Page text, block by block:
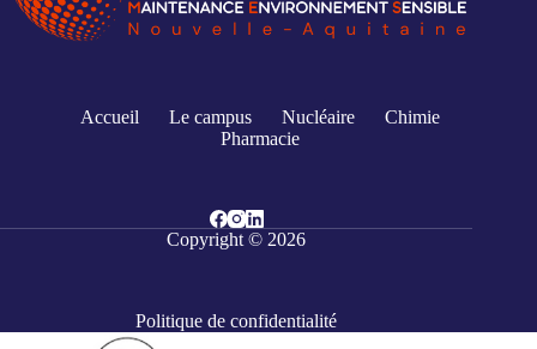
Accueil Le campus Nucléaire
Chimie
Pharmacie
Copyright © 2026
Politique de confidentialité